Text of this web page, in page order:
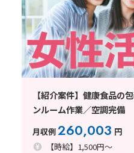
【紹介案件】健康食品の
ンルーム作業／空調完備
月収例260,003 円
【時給】1,500円～